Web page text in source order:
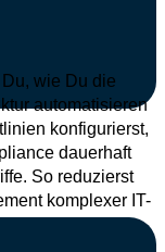
wie Du die
automatisieren
konfigurierst,
dauerhaft
So reduzierst
komplexer IT-